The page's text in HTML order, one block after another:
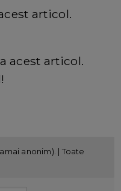
articol.
acest articol.
anonim). | Toate